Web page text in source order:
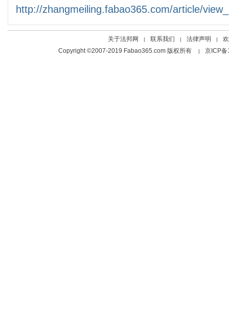
http://zhangmeiling.fabao365.com/article/
关于法邦网 | 联系我们 | 法律声明 |
Copyright ©2007-2019 Fabao365.com 版权所有
| 京ICP